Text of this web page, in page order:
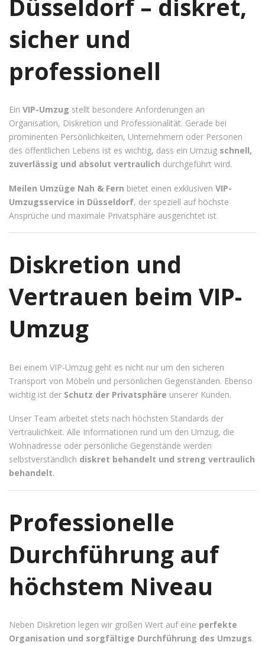
ANFAHRT
KONTAKT
Düsseldorf – diskret,
sicher und
professionell
Ein VIP-Umzug stellt besondere Anforderungen an
Organisation, Diskretion und Professionalität. Gerade bei
prominenten Persönlichkeiten, Unternehmern oder Personen
des öffentlichen Lebens ist es wichtig, dass ein Umzug schnell,
zuverlässig und absolut vertraulich durchgeführt wird.
Meilen Umzüge Nah & Fern bietet einen exklusiven VIP-
Umzugsservice in Düsseldorf, der speziell auf höchste
Ansprüche und maximale Privatsphäre ausgerichtet ist.
Diskretion und
Vertrauen beim VIP-
Umzug
Bei einem VIP-Umzug geht es nicht nur um den sicheren
Transport von Möbeln und persönlichen Gegenständen. Ebenso
wichtig ist der Schutz der Privatsphäre unserer Kunden.
Unser Team arbeitet stets nach höchsten Standards der
Vertraulichkeit. Alle Informationen rund um den Umzug, die
Wohnadresse oder persönliche Gegenstände werden
selbstverständlich diskret behandelt und streng vertraulich
behandelt.
Professionelle
Durchführung auf
höchstem Niveau
Neben Diskretion legen wir großen Wert auf eine perfekte
Organisation und sorgfältige Durchführung des Umzugs.